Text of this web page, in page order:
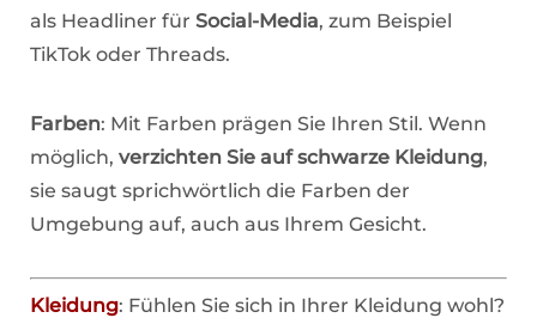
als Headliner für Social-Media, zum Beispiel
TikTok oder Threads.
Farben: Mit Farben prägen Sie Ihren Stil. Wenn
möglich, verzichten Sie auf schwarze Kleidung,
sie saugt sprichwörtlich die Farben der
Umgebung auf, auch aus Ihrem Gesicht.
Kleidung: Fühlen Sie sich in Ihrer Kleidung wohl?